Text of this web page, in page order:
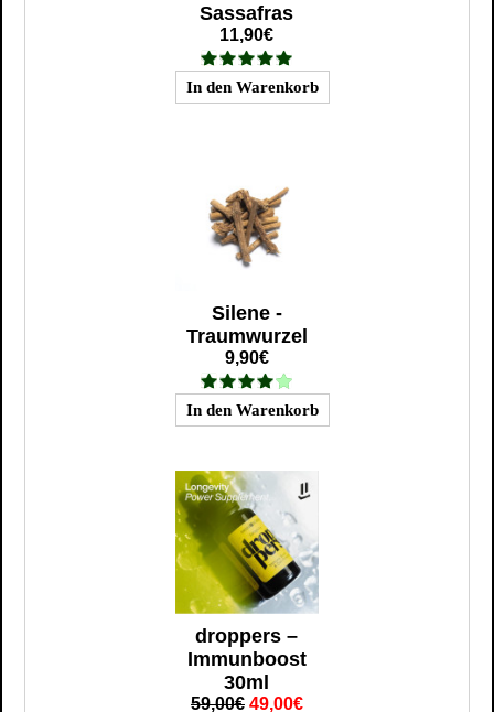
Sassafras
11,90€
Silene -
Traumwurzel
9,90€
droppers –
Immunboost
30ml
59,00€ 49,00€